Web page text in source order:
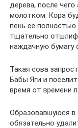
дерева, после
молотком. Кора
пень её
тщательно
наждачную бумагу
Такая сова
Бабы Яги и
время от времени
Образовавшуюся в
обязательно